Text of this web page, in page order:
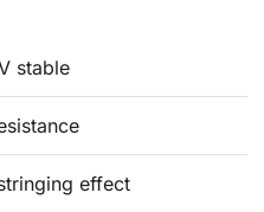
stable
effect